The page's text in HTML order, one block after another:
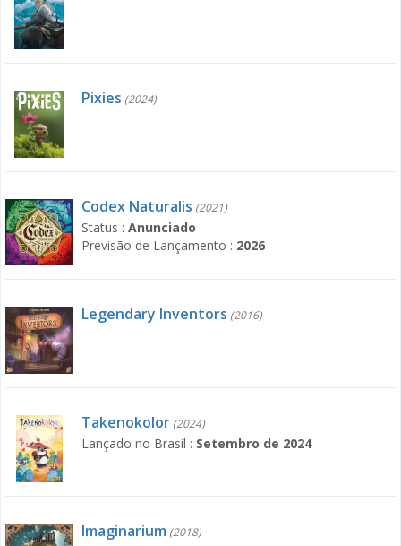
Pixies (2024)
Codex Naturalis (2021)
Status : Anunciado
Previsão de Lançamento : 2026
Legendary Inventors (2016)
Takenokolor (2024)
Lançado no Brasil : Setembro de 2024
Imaginarium (2018)